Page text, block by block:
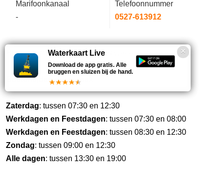
Marifoonkanaal
-
Telefoonnummer
0527-613912
Brug wordt op afstand bediend vanaf de Nagelerbrug.
Bedientijden deze week
Zaterdag: tussen 07:30 en 12:30
Werkdagen en Feestdagen: tussen 07:30 en 08:00
Werkdagen en Feestdagen: tussen 08:30 en 12:30
Zondag: tussen 09:00 en 12:30
Alle dagen: tussen 13:30 en 19:00
Waterkaart Live
Download de app gratis. Alle
bruggen en sluizen bij de hand.